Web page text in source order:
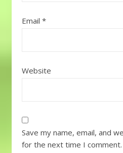
Email *
Website
Save my name, email, and
for the next time I comment.